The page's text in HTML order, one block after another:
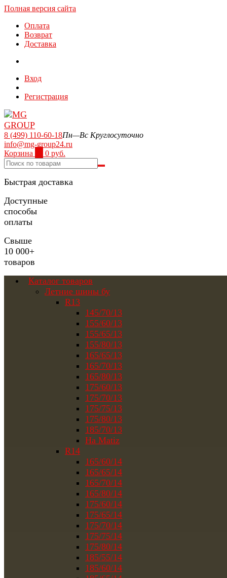
Полная версия сайта
Оплата
Возврат
Доставка
Вход
Регистрация
8 (499) 110-60-18Пн—Вс Круглосуточно
info@mg-group24.ru
Корзина
0 руб.
Быстрая доставка
Доступные
способы
оплаты
Свыше
10 000+
товаров
Каталог товаров
Летние шины бу
R13
145/70/13
155/60/13
155/65/13
155/80/13
165/65/13
165/70/13
165/80/13
175/60/13
175/70/13
175/75/13
175/80/13
185/70/13
На Matiz
R14
165/60/14
165/65/14
165/70/14
165/80/14
175/60/14
175/65/14
175/70/14
175/75/14
175/80/14
185/55/14
185/60/14